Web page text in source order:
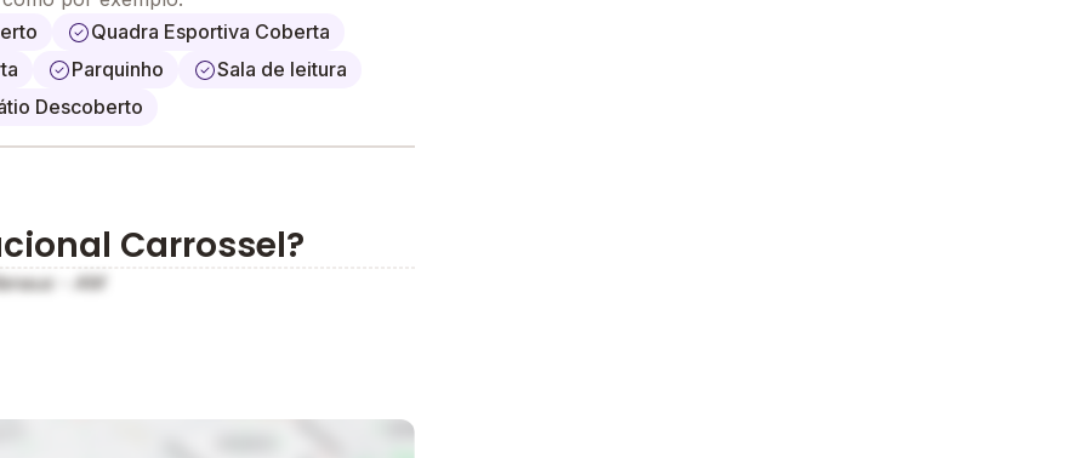
acolhimento das crianças
pessoal, preservação do meio
e outros;
inovadora e avançada;
Quadra Esportiva Coberta
Parquinho
Sala de leitura
Descoberto
Carrossel?
- AM